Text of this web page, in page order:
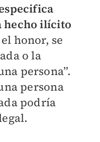
hecho ilícito
honor, se
o la
persona”.
persona
podría